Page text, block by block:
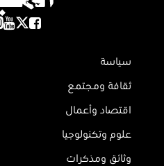
سياسة
ثقافة ومجتمع
اقتصاد وأعمال
علوم وتكنولوجيا
وثائق ومذكرات